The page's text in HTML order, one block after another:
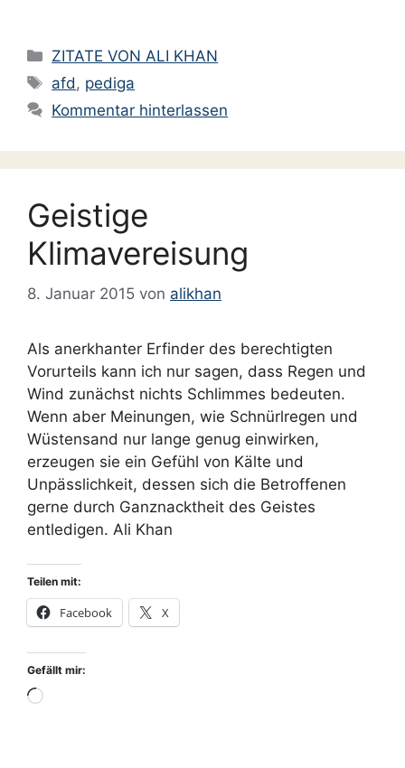
Kategorien
ZITATE VON ALI KHAN
Schlagwörter
afd, pediga
Kommentar hinterlassen
Geistige
Klimavereisung
8. Januar 2015 von alikhan
Als anerkhanter Erfinder des berechtigten
Vorurteils kann ich nur sagen, dass Regen und
Wind zunächst nichts Schlimmes bedeuten.
Wenn aber Meinungen, wie Schnürlregen und
Wüstensand nur lange genug einwirken,
erzeugen sie ein Gefühl von Kälte und
Unpässlichkeit, dessen sich die Betroffenen
gerne durch Ganznacktheit des Geistes
entledigen. Ali Khan
Teilen mit:
Facebook X
Gefällt mir:
Wird